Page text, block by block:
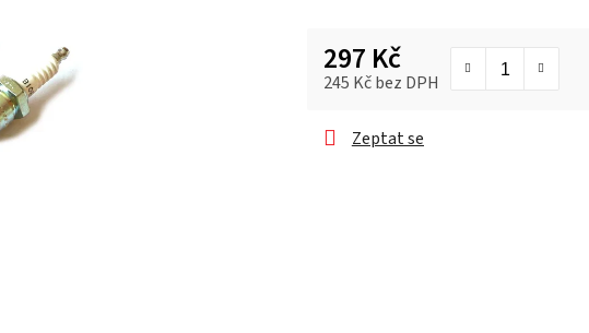
hvězdiček.
297 Kč
245 Kč bez DPH
Zeptat se